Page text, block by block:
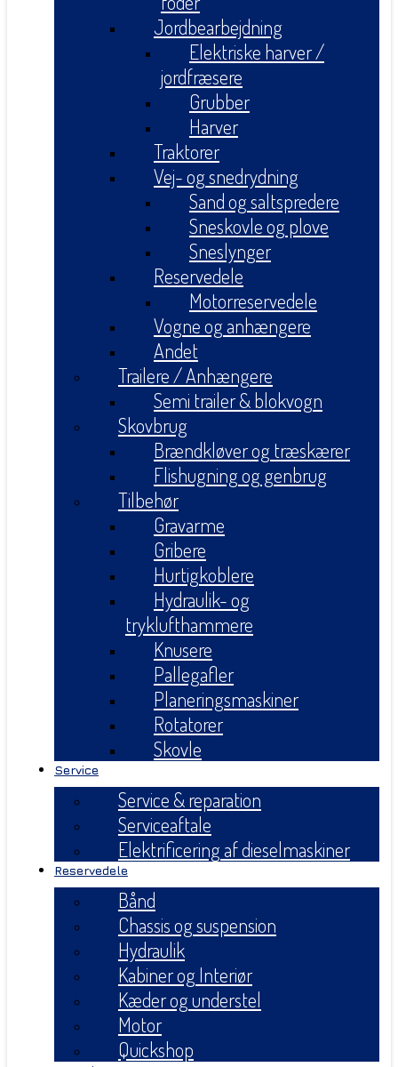
Jordbearbejdning
Elektriske harver /
jordfræsere
Grubber
Harver
Traktorer
Vej- og snedrydning
Sand og saltspredere
Sneskovle og plove
Sneslynger
Reservedele
Motorreservedele
Vogne og anhængere
Andet
Trailere / Anhængere
Semi trailer & blokvogn
Skovbrug
Brændkløver og træskærer
Flishugning og genbrug
Tilbehør
Gravarme
Gribere
Hurtigkoblere
Hydraulik- og
tryklufthammere
Knusere
Pallegafler
Planeringsmaskiner
Rotatorer
Skovle
Service
Service & reparation
Serviceaftale
Elektrificering af dieselmaskiner
Reservedele
Bånd
Chassis og suspension
Hydraulik
Kabiner og Interiør
Kæder og understel
Motor
Quickshop